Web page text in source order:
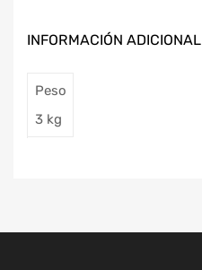
INFORMACIÓN ADICIONAL
Peso
3 kg